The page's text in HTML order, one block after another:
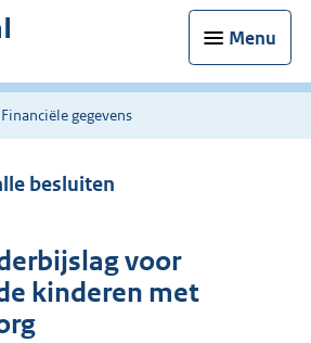
Menu
Financiële gegevens
besluiten
voor
kinderen met